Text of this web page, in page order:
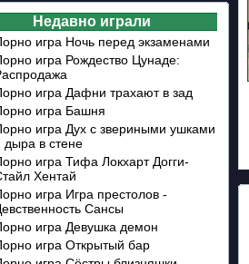
Недавно играли
игра Ночь перед экзаменами
игра Рождество Цунаде:
игра Дафни трахают в зад
игра Башня
игра Дух с звериными ушками
дыра в стене
игра Тифа Локхарт Догги-
Хентай
игра Игра престолов -
Сансы
игра Девушка демон
игра Открытый бар